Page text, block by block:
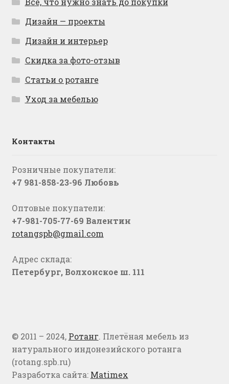
Дизайн — проекты
Дизайн и интерьер
Скидка за фото-отзыв
Статьи о ротанге
Уход за мебелью
Контакты
Розничные покупатели:
+7 981-858-23-96 Любовь
Оптовые покупатели:
+7-981-705-77-69 Валентин
rotangspb@gmail.com
Адрес склада:
Петербург, Волхонское ш. 111
© 2011 – 2024, Ротанг. Плетёная мебель из
натурального индонезийского ротанга
(rotang.spb.ru)
Разработка сайта: Matimex